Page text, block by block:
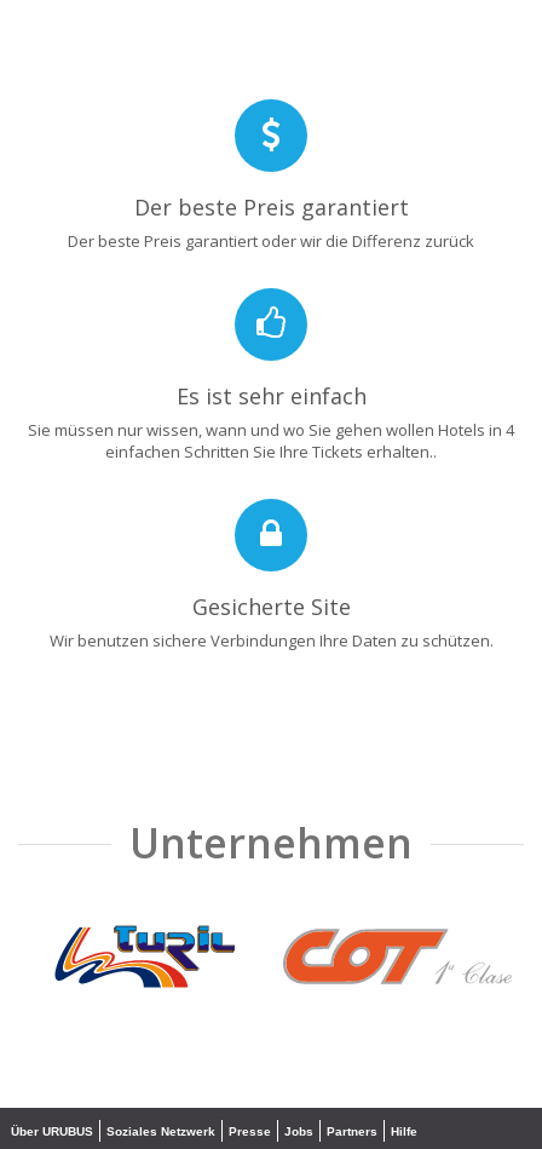
Der beste Preis garantiert
Der beste Preis garantiert oder wir die Differenz zurück
Es ist sehr einfach
Sie müssen nur wissen, wann und wo Sie gehen wollen Hotels in 4
einfachen Schritten Sie Ihre Tickets erhalten..
Gesicherte Site
Wir benutzen sichere Verbindungen Ihre Daten zu schützen.
Unternehmen
❮ ❯
Über URUBUS Soziales Netzwerk Presse Jobs Partners Hilfe